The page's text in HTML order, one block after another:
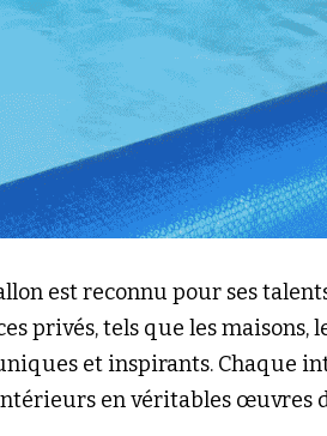
est reconnu pour ses
privés, tels que les
et inspirants. Chaque
en véritables œuvres